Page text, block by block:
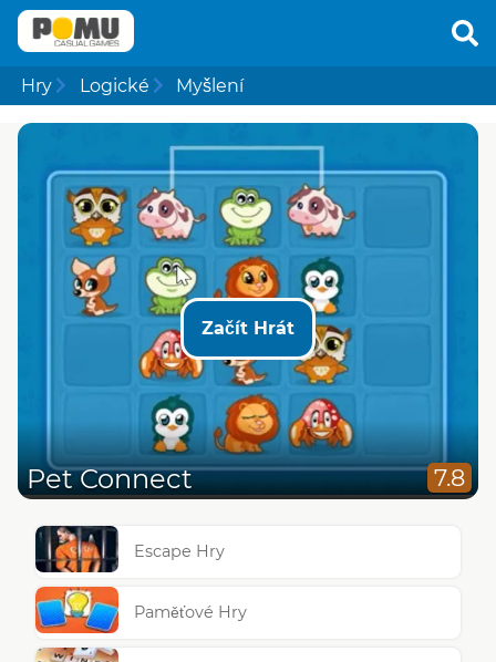
Hry Logické Myšlení
Začít Hrát
Pet Connect 7.8
Escape Hry
Paměťové Hry